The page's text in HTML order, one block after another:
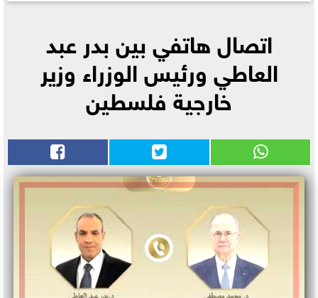
اتصال هاتفي بين بدر عبد
العاطي ورئيس الوزراء وزير
خارجية فلسطين